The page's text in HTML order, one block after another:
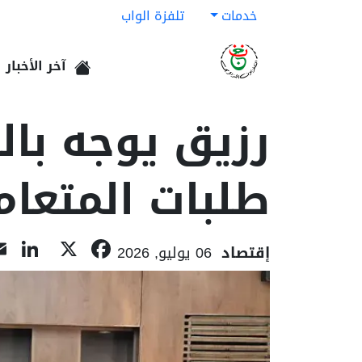
خدمات تلفزة الواب
آخر الأخبار
رزيق يوجه
طلبات
إقتصاد 06 يوليو, 2026